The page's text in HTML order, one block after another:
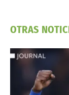
OTRAS